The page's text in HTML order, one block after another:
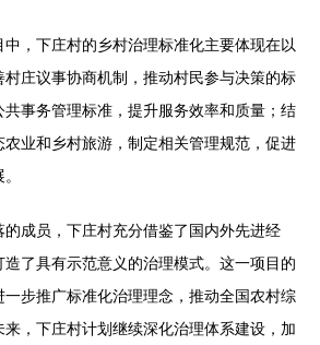
，下庄村的乡村治理标准化主要体现在以
庄议事协商机制，推动村民参与决策的标
事务管理标准，提升服务效率和质量；结
业和乡村旅游，制定相关管理规范，促进
的成员，下庄村充分借鉴了国内外先进经
了具有示范意义的治理模式。这一项目的
步推广标准化治理理念，推动全国农村综
，下庄村计划继续深化治理体系建设，加